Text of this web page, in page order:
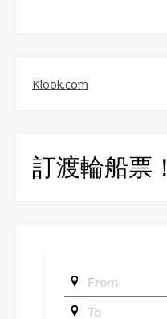
Klook.com
訂渡輪船票！